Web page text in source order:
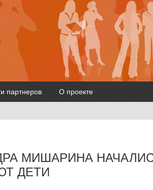
партнеров О проекте
МИШАРИНА
ДЕТИ